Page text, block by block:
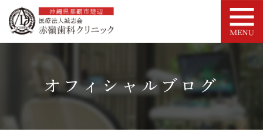
オフィシャルブログ